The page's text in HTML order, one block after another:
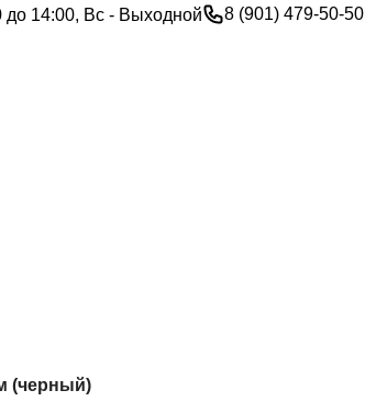
до 14:00, Вс - Выходной 8 (901) 479-50-50
(черный)